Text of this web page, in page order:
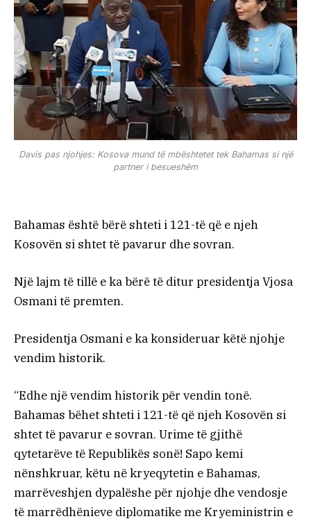
Davis pas njohjes: Kosova mund të mbështetet tek Bahamas si një
partner i besueshëm
Bahamas është bërë shteti i 121-të që e njeh
Kosovën si shtet të pavarur dhe sovran.
Një lajm të tillë e ka bërë të ditur presidentja Vjosa
Osmani të premten.
Presidentja Osmani e ka konsideruar këtë njohje
vendim historik.
“Edhe një vendim historik për vendin tonë.
Bahamas bëhet shteti i 121-të që njeh Kosovën si
shtet të pavarur e sovran. Urime të gjithë
qytetarëve të Republikës sonë! Sapo kemi
nënshkruar, këtu në kryeqytetin e Bahamas,
marrëveshjen dypalëshe për njohje dhe vendosje
të marrëdhënieve diplomatike me Kryeministrin e